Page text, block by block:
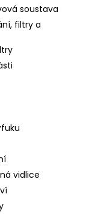
soustava
filtry a
vidlice